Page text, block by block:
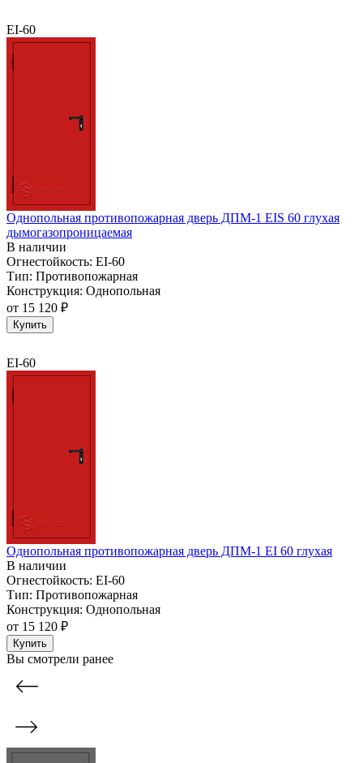
EI-60
Однопольная противопожарная дверь ДПМ-1 EIS 60 глухая
дымогазопроницаемая
В наличии
Огнестойкость: EI-60
Тип: Противопожарная
Конструкция: Однопольная
от 15 120 ₽
Купить
EI-60
Однопольная противопожарная дверь ДПМ-1 EI 60 глухая
В наличии
Огнестойкость: EI-60
Тип: Противопожарная
Конструкция: Однопольная
от 15 120 ₽
Купить
Вы смотрели ранее